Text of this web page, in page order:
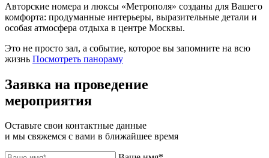
Авторские номера и люксы «Метрополя» созданы для Вашего
комфорта: продуманные интерьеры, выразительные детали и
особая атмосфера отдыха в центре Москвы.
Это не просто зал, а событие, которое вы запомните на всю
жизнь Посмотреть панораму
Заявка на проведение
мероприятия
Оставьте свои контактные данные
и мы свяжемся с вами в ближайшее время